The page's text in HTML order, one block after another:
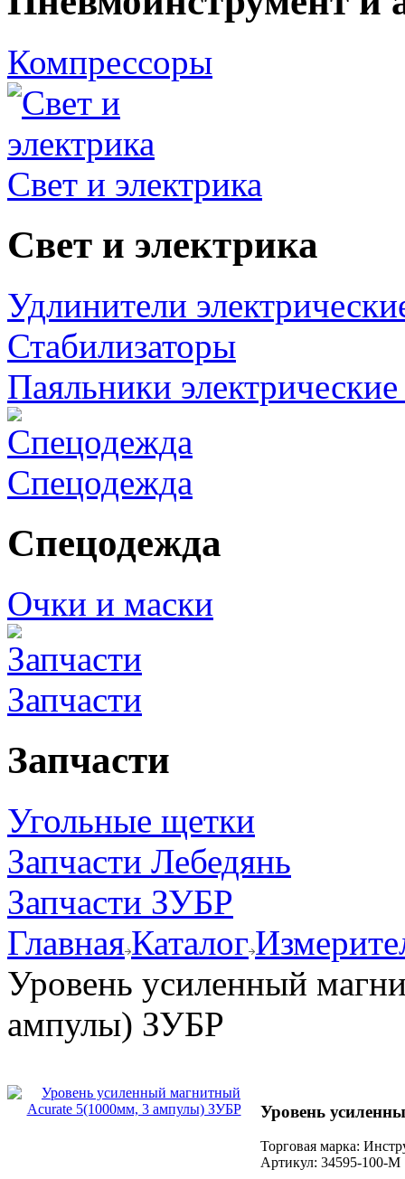
Компрессоры
Свет и электрика
Свет и электрика
Удлинители
Стабилизаторы
Паяльники
Спецодежда
Спецодежда
Очки и маски
Запчасти
Запчасти
Угольные щетки
Запчасти Лебедянь
Запчасти ЗУБР
ГлавнаяКаталог
Уровень усиленный
ампулы) ЗУБР
Уровень
Торговая марка:
Артикул: 34595-100-М